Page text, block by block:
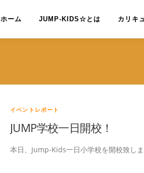
ホーム JUMP-KIDS☆とは カリキ
イベントレポート
JUMP学校一日開校！
本日、Jump-Kids一日小学校を開校致し